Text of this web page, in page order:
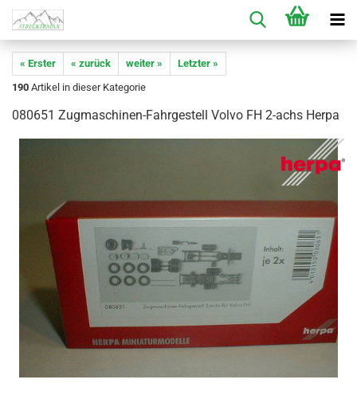
« Erster « zurück weiter »
Letzter »
190 Artikel in dieser Kategorie
080651 Zugmaschinen-Fahrgestell Volvo FH 2-achs Herpa